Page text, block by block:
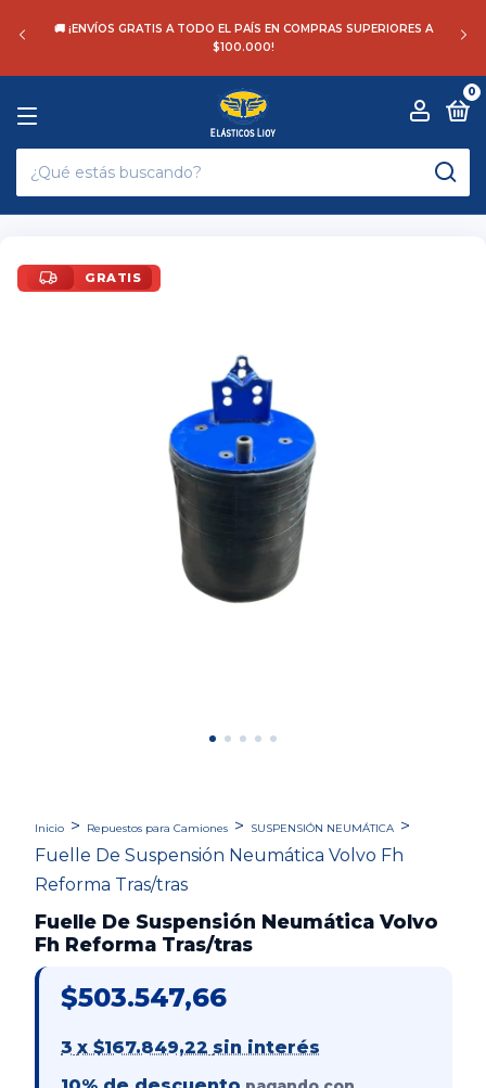
🚚 ¡ENVÍOS GRATIS A TODO EL PAÍS EN COMPRAS SUPERIORES A
$100.000!
0
GRATIS
Inicio > Repuestos para Camiones > SUSPENSIÓN NEUMÁTICA >
Fuelle De Suspensión Neumática Volvo Fh
Reforma Tras/tras
Fuelle De Suspensión Neumática Volvo
Fh Reforma Tras/tras
$503.547,66
3 x $167.849,22 sin interés